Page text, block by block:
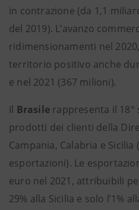
in contrazione (da 1,1
del 2019). L’avanzo
ridimensionamenti nel
territorio positivo anche
e nel 2021 (367 milioni).
Il Brasile rappresenta il
prodotti dei clienti della
Campania, Calabria e Sicilia
esportazioni). Le
euro nel 2021, attribuibili
29% alla Sicilia e solo l’1%